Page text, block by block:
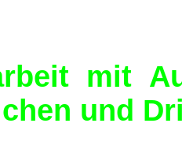
mit
und